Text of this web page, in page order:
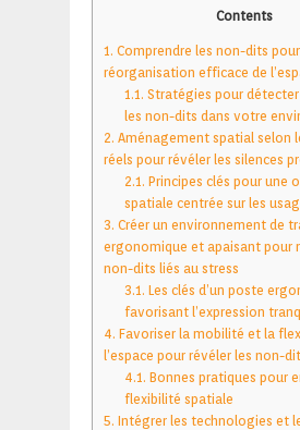
Contents
1. Comprendre les non-dits
réorganisation efficace de
1.1. Stratégies pour
les non-dits dans votre
2. Aménagement spatial selon
réels pour révéler les silences
2.1. Principes clés pour une
spatiale centrée sur les
3. Créer un environnement de
ergonomique et apaisant pour
non-dits liés au stress
3.1. Les clés d’un poste
favorisant l’expression
4. Favoriser la mobilité et la
l’espace pour révéler les non-
4.1. Bonnes pratiques pour
flexibilité spatiale
5. Intégrer les technologies et